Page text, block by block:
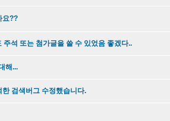
요??
주석 또는 첨가글을 쓸 수 있었음 좋겠다..
해...
검색버그 수정했습니다.